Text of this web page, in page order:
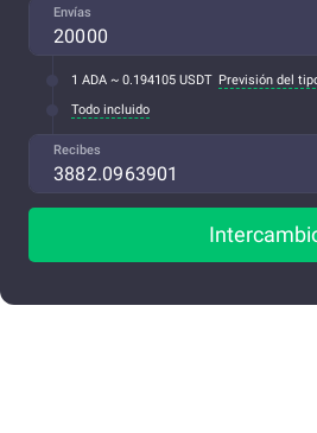
Envías
1 ADA ~ 0.194105 USDT Previsión del
Todo incluido
Recibes